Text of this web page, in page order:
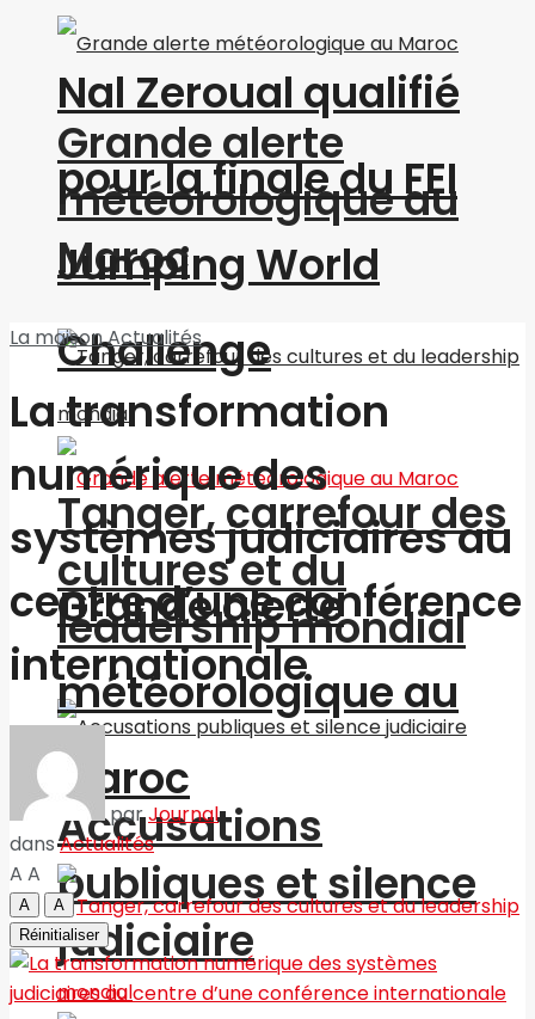
Grande alerte
météorologique au
Maroc
Tanger, carrefour des
cultures et du
leadership mondial
Accusations
publiques et silence
judiciaire
Nal Zeroual qualifié
pour la finale du FEI
Jumping World
Challenge
Grande alerte
météorologique au
Maroc
La maisonActualités
La transformation
numérique des
systèmes judiciaires au
centre d’une conférence
internationale
parJournal
dans Actualités
A A
A
A
Réinitialiser